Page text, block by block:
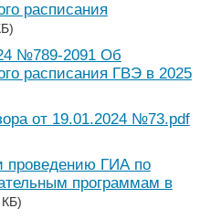
расписания
№789-2091 Об
расписания ГВЭ в 2025
от 19.01.2024 №73.pdf
проведению ГИА по
программам в